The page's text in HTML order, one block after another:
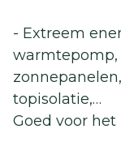
- Extreem
warmtepomp,
topisolatie,…
Goed voor